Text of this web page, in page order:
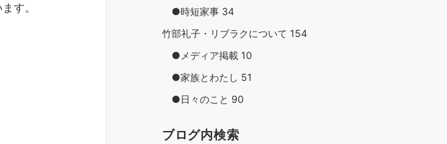
す。
●時短家事 34
竹部礼子・リブラクについて 154
●メディア掲載 10
●家族とわたし 51
●日々のこと 90
ブログ内検索